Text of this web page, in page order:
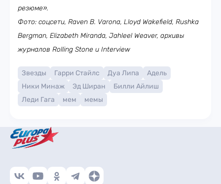
резюме».
Фото: соцсети, Raven B. Varona, Lloyd Wakefield, Rushka
Bergman, Elizabeth Miranda, Jahleel Weaver, архивы
журналов Rolling Stone и Interview
Звезды Гарри Стайлс Дуа Липа
Адель
Ники Минаж
Эд Ширан
Билли Айлиш
Леди Гага
мем мемы